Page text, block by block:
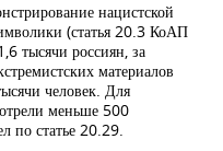
нацистской
(статья 20.3 КоАП
тысячи россиян, за
материалов
человек. Для
меньше 500
по статье 20.29.